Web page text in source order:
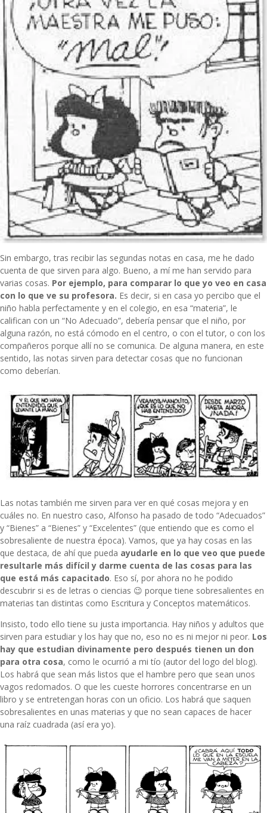
Sin embargo, tras recibir las segundas notas en casa, me he dado
cuenta de que sirven para algo. Bueno, a mí me han servido para
varias cosas. Por ejemplo, para comparar lo que yo veo en casa
con lo que ve su profesora. Es decir, si en casa yo percibo que el
niño habla perfectamente y en el colegio, en esa “materia”, le
califican con un “No Adecuado”, debería pensar que el niño, por
alguna razón, no está cómodo en el centro, o con el tutor, o con los
compañeros porque allí no se comunica. De alguna manera, en este
sentido, las notas sirven para detectar cosas que no funcionan
como deberían.
Las notas también me sirven para ver en qué cosas mejora y en
cuáles no. En nuestro caso, Alfonso ha pasado de todo “Adecuados”
y “Bienes” a “Bienes” y “Excelentes” (que entiendo que es como el
sobresaliente de nuestra época). Vamos, que ya hay cosas en las
que destaca, de ahí que pueda ayudarle en lo que veo que puede
resultarle más difícil y darme cuenta de las cosas para las
que está más capacitado. Eso sí, por ahora no he podido
descubrir si es de letras o ciencias 😉 porque tiene sobresalientes en
materias tan distintas como Escritura y Conceptos matemáticos.
Insisto, todo ello tiene su justa importancia. Hay niños y adultos que
sirven para estudiar y los hay que no, eso no es ni mejor ni peor. Los
hay que estudian divinamente pero después tienen un don
para otra cosa, como le ocurrió a mi tío (autor del logo del blog).
Los habrá que sean más listos que el hambre pero que sean unos
vagos redomados. O que les cueste horrores concentrarse en un
libro y se entretengan horas con un oficio. Los habrá que saquen
sobresalientes en unas materias y que no sean capaces de hacer
una raíz cuadrada (así era yo).